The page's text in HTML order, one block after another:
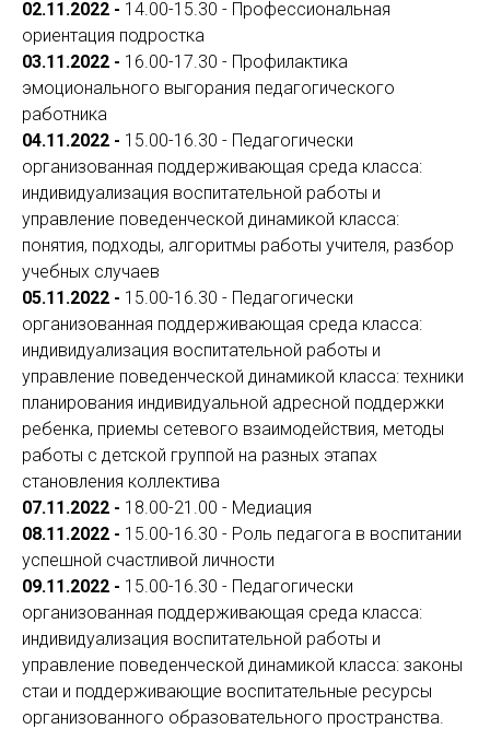
02.11.2022 - 14.00-15.30 - Профессиональная
ориентация подростка
03.11.2022 - 16.00-17.30 - Профилактика
эмоционального выгорания педагогического
работника
04.11.2022 - 15.00-16.30 - Педагогически
организованная поддерживающая среда класса:
индивидуализация воспитательной работы и
управление поведенческой динамикой класса:
понятия, подходы, алгоритмы работы учителя, разбор
учебных случаев
05.11.2022 - 15.00-16.30 - Педагогически
организованная поддерживающая среда класса:
индивидуализация воспитательной работы и
управление поведенческой динамикой класса: техники
планирования индивидуальной адресной поддержки
ребенка, приемы сетевого взаимодействия, методы
работы с детской группой на разных этапах
становления коллектива
07.11.2022 - 18.00-21.00 - Медиация
08.11.2022 - 15.00-16.30 - Роль педагога в воспитании
успешной счастливой личности
09.11.2022 - 15.00-16.30 - Педагогически
организованная поддерживающая среда класса:
индивидуализация воспитательной работы и
управление поведенческой динамикой класса: законы
стаи и поддерживающие воспитательные ресурсы
организованного образовательного пространства.